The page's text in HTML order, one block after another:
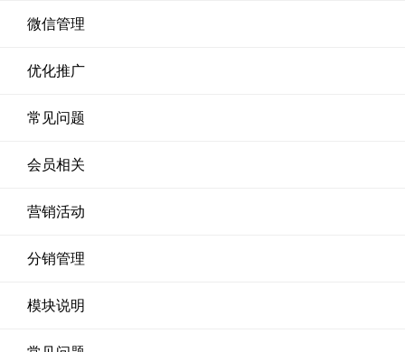
微信管理
优化推广
常见问题
会员相关
营销活动
分销管理
模块说明